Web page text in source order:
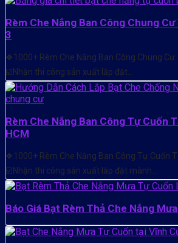
Rèm Che Nắng Ban Công Chung
3
❖1000+ Rèm Che Nắng Ban Công Chung
☑️Nhận thi công sản xuất lắp đặt…
Rèm Che Nắng Ban Công Tự Cuốn
HCM
❖1000+ Rèm Che Nắng Ban Công Tự Cuốn
☑️Nhận thi công sản xuất lắp đặt mành…
Báo Giá Bạt Rèm Thả Che Nắng